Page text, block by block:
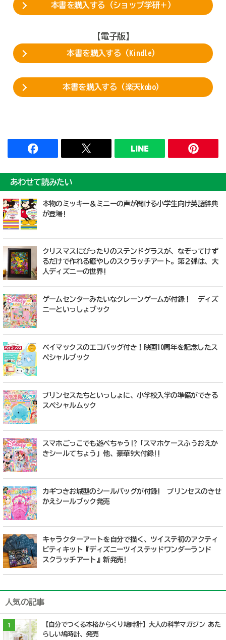
本書を購入する（ショップ学研＋）
【電子版】
本書を購入する（Kindle）
本書を購入する（楽天kobo）
あわせて読みたい
本物のミッキー＆ミニーの声が聞ける小学生向け英語辞典
が登場!
クリスマスにぴったりのステンドグラスが、なぞってけず
るだけで作れる癒やしのスクラッチアート。第２弾は、大
人ディズニーの世界!
ゲームセンターみたいなクレーンゲームが付録！ ディズ
ニーといっしょブック
ベイマックスのエコバッグ付き！映画10周年を記念したス
ペシャルブック
プリンセスたちといっしょに、小学校入学の準備ができる
スペシャルムック
スマホごっこでも遊べちゃう!?「スマホケースふうおえか
きシールてちょう」他、豪華9大付録!!
カギつきお城型のシールバッグが付録! プリンセスのきせ
かえシールブック発売
キャラクターアートを自分で描く、ツイステ初のアクティ
ビティキット『ディズニーツイステッドワンダーランド
スクラッチアート』新発売!
人気の記事
1
【自分でつくる本格からくり鳩時計】大人の科学マガジン あた
らしい鳩時計、発売